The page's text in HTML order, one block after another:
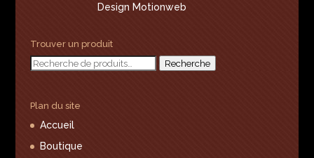
Design Motionweb
Trouver un produit
Recherche
Recherche
Plan du site
Accueil
Boutique